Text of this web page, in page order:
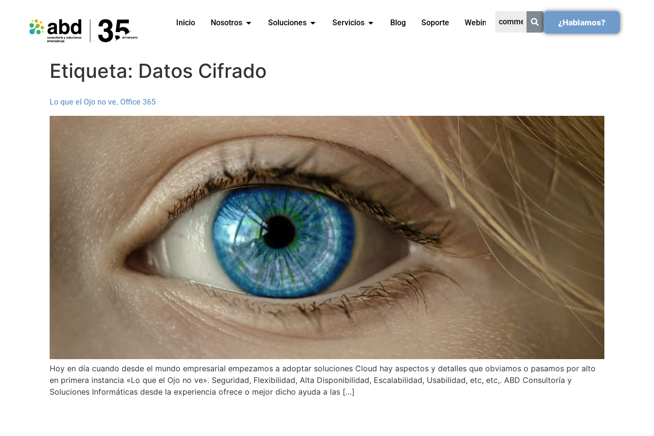
Inicio Nosotros Soluciones Servicios Blog Soporte Webinars ¿Hablamos?
Etiqueta: Datos Cifrado
Lo que el Ojo no ve, Office 365
Hoy en día cuando desde el mundo empresarial empezamos a adoptar soluciones Cloud hay aspectos y detalles que obviamos o pasamos por alto
en primera instancia «Lo que el Ojo no ve». Seguridad, Flexibilidad, Alta Disponibilidad, Escalabilidad, Usabilidad, etc, etc,. ABD Consultoría y
Soluciones Informáticas desde la experiencia ofrece o mejor dicho ayuda a las […]